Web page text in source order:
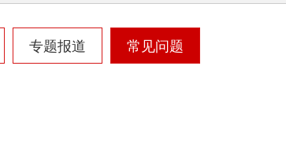
专题报道 常见问题
自行车破碎机